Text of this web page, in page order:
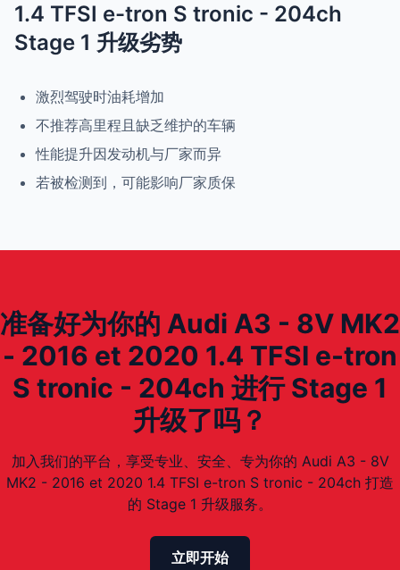
1.4 TFSI e-tron S tronic - 204ch
Stage 1 升级劣势
激烈驾驶时油耗增加
不推荐高里程且缺乏维护的车辆
性能提升因发动机与厂家而异
若被检测到，可能影响厂家质保
准备好为你的 Audi A3 - 8V MK2
- 2016 et 2020 1.4 TFSI e-tron
S tronic - 204ch 进行 Stage 1
升级了吗？
加入我们的平台，享受专业、安全、专为你的 Audi A3 - 8V
MK2 - 2016 et 2020 1.4 TFSI e-tron S tronic - 204ch 打造
的 Stage 1 升级服务。
立即开始